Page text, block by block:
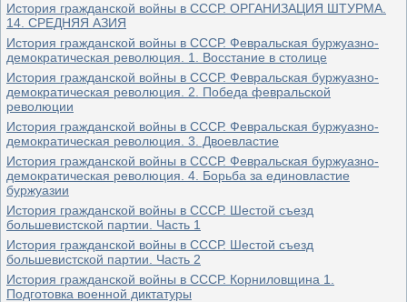
История гражданской войны в СССР. ОРГАНИЗАЦИЯ ШТУРМА.
14. СРЕДНЯЯ АЗИЯ
История гражданской войны в СССР. Февральская буржуазно-
демократическая революция. 1. Восстание в столице
История гражданской войны в СССР. Февральская буржуазно-
демократическая революция. 2. Победа февральской
революции
История гражданской войны в СССР. Февральская буржуазно-
демократическая революция. 3. Двоевластие
История гражданской войны в СССР. Февральская буржуазно-
демократическая революция. 4. Борьба за единовластие
буржуазии
История гражданской войны в СССР. Шестой съезд
большевистской партии. Часть 1
История гражданской войны в СССР. Шестой съезд
большевистской партии. Часть 2
История гражданской войны в СССР. Корниловщина 1.
Подготовка военной диктатуры